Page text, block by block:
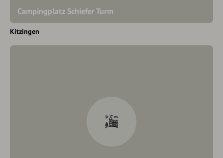
Campingplatz Schiefer Turm
Kitzingen